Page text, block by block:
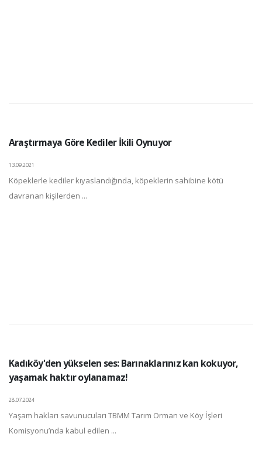
Araştırmaya Göre Kediler İkili Oynuyor
13.09.2021
Köpeklerle kediler kıyaslandığında, köpeklerin sahibine kötü
davranan kişilerden ...
Kadıköy'den yükselen ses: Barınaklarınız kan kokuyor,
yaşamak haktır oylanamaz!
28.07.2024
Yaşam hakları savunucuları TBMM Tarım Orman ve Köy İşleri
Komisyonu’nda kabul edilen ...